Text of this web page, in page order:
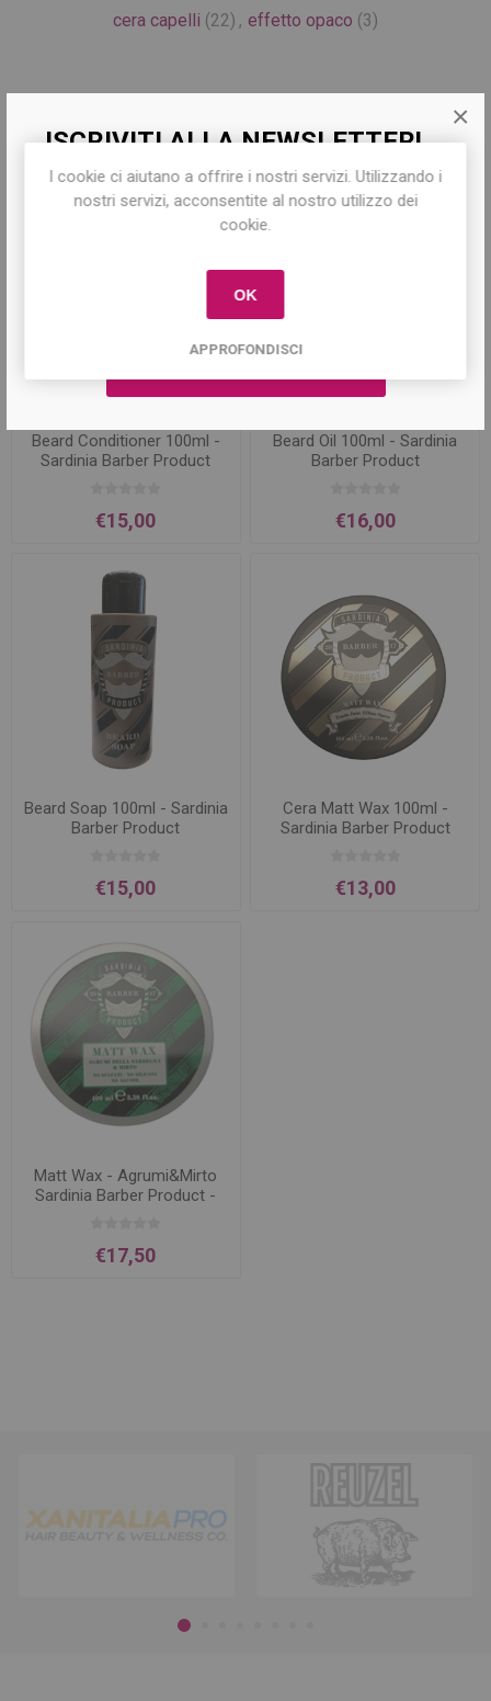
ISCRIVITI ALLA NEWSLETTER!
Iscriviti per conoscere le nostre ultime
offerte e ricevere il10% di sconto
×
cera capelli (22) , effetto opaco (3)
Prodotti correlati
Beard Conditioner 100ml -
Sardinia Barber Product
€15,00
Beard Oil 100ml - Sardinia
Barber Product
€16,00
Beard Soap 100ml - Sardinia
Barber Product
€15,00
Cera Matt Wax 100ml -
Sardinia Barber Product
€13,00
Matt Wax - Agrumi&Mirto
Sardinia Barber Product -
€17,50
I cookie ci aiutano a offrire i nostri servizi. Utilizzando i
nostri servizi, acconsentite al nostro utilizzo dei
cookie.
OK
APPROFONDISCI